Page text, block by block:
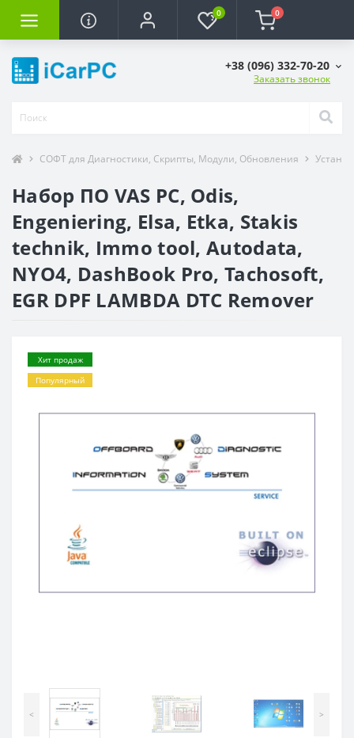
0 0
+38 (096) 332-70-20
Заказать звонок
СОФТ для Диагностики, Скрипты, Модули, Обновления
Набор ПО VAS PC, Odis,
Engeniering, Elsa, Etka, Stakis
technik, Immo tool, Autodata,
NYO4, DashBook Pro, Tachosoft,
EGR DPF LAMBDA DTC Remover
Хит продаж
Популярный
< >